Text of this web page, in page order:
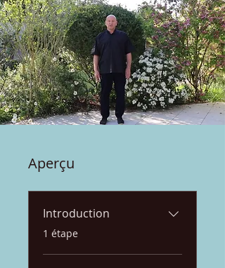
Aperçu
Introduction
.1 étape